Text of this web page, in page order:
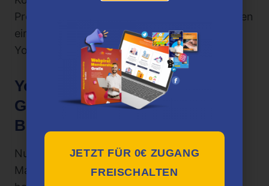
Produkt aufgrund seiner Inhalte und Strategien
eine lohnende Investition für alle, die auf
YouTube erfolgreich sein wollen.
YouTube Mastery von Eugen
Grinschuk Erfahrungen &
Bewertungen
Nutzerinnen und Nutzer, die mit YouTube
Mastery von Eugen Grinschuk gearbeitet
JETZT FÜR 0€ ZUGANG
FREISCHALTEN